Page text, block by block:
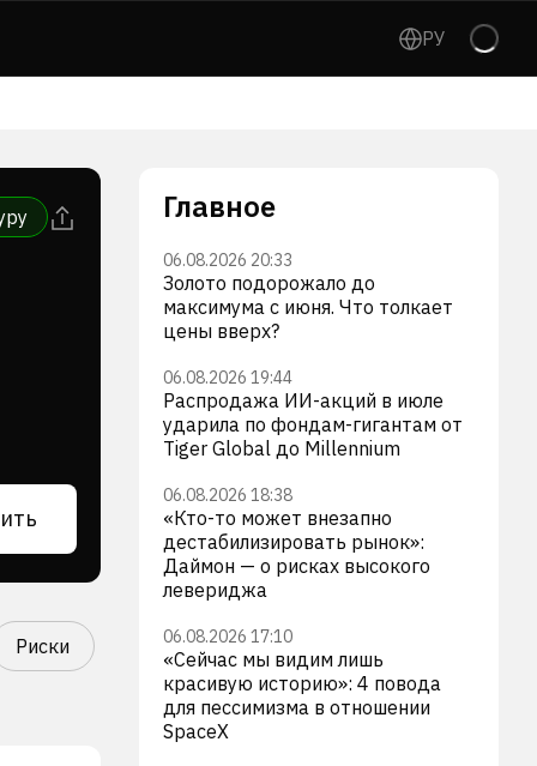
РУ
Риски
Главное
06.08.2026 20:33
Золото подорожало до
максимума с июня. Что толкает
цены вверх?
06.08.2026 19:44
Распродажа ИИ-акций в июле
ударила по фондам-гигантам от
Tiger Global до Millennium
06.08.2026 18:38
«Кто-то может внезапно
дестабилизировать рынок»:
Даймон — о рисках высокого
левериджа
06.08.2026 17:10
«Сейчас мы видим лишь
красивую историю»: 4 повода
для пессимизма в отношении
SpaceX